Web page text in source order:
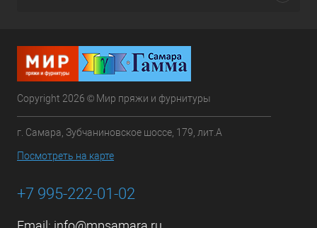
Copyright 2026 © Мир пряжи и фурнитуры
г. Самара, Зубчаниновское шоссе, 179, лит.А
Посмотреть на карте
+7 995-222-01-02